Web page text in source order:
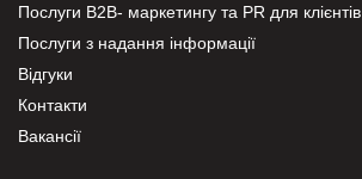
Послуги В2В- маркетингу та PR для клієнтів
Послуги з надання інформації
Відгуки
Контакти
Вакансії